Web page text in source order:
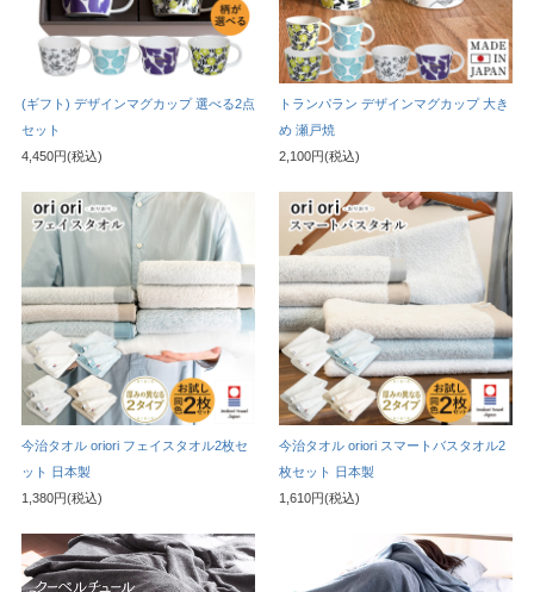
(ギフト) デザインマグカップ 選べる2点
セット
4,450円(税込)
トランパラン デザインマグカップ 大き
め 瀬戸焼
2,100円(税込)
今治タオル oriori フェイスタオル2枚セ
ット 日本製
1,380円(税込)
今治タオル oriori スマートバスタオル2
枚セット 日本製
1,610円(税込)